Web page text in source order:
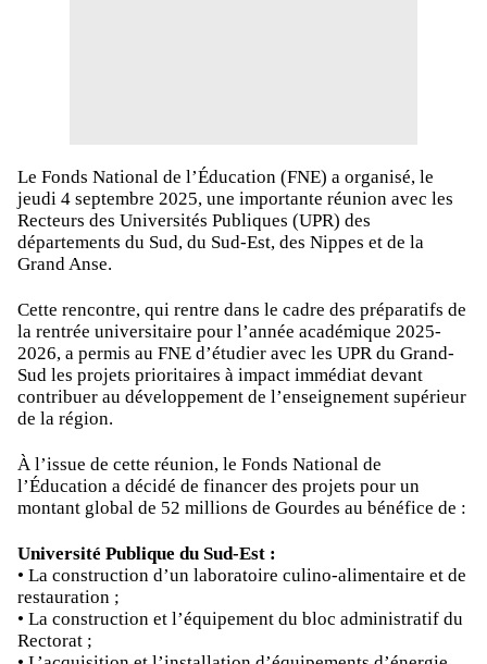
Le Fonds National de l’Éducation (FNE) a organisé, le
jeudi 4 septembre 2025, une importante réunion avec les
Recteurs des Universités Publiques (UPR) des
départements du Sud, du Sud-Est, des Nippes et de la
Grand Anse.
Cette rencontre, qui rentre dans le cadre des préparatifs de
la rentrée universitaire pour l’année académique 2025-
2026, a permis au FNE d’étudier avec les UPR du Grand-
Sud les projets prioritaires à impact immédiat devant
contribuer au développement de l’enseignement supérieur
de la région.
À l’issue de cette réunion, le Fonds National de
l’Éducation a décidé de financer des projets pour un
montant global de 52 millions de Gourdes au bénéfice de :
Université Publique du Sud-Est :
• La construction d’un laboratoire culino-alimentaire et de
restauration ;
• La construction et l’équipement du bloc administratif du
Rectorat ;